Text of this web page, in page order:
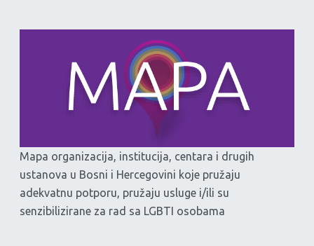
Mapa organizacija, institucija, centara i drugih
ustanova u Bosni i Hercegovini koje pružaju
adekvatnu potporu, pružaju usluge i/ili su
senzibilizirane za rad sa LGBTI osobama